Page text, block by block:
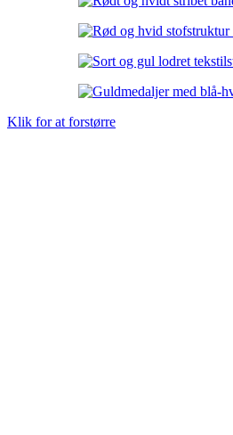
Klik for at forstørre